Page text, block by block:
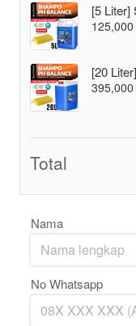
Nama
No Whatsapp
125,000
395,000
Total